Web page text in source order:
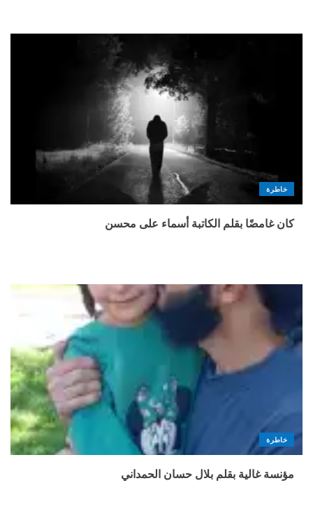
خاطرة
كان غامضًا بقلم الكاتبة أسماء على محسن
خاطرة
مؤنسة غالية بقلم بلال حسان الحمداني